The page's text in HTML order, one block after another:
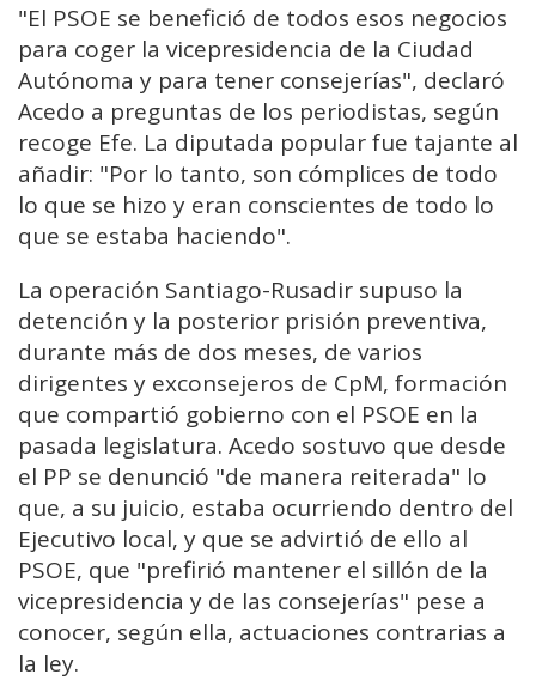
"El PSOE se benefició de todos esos negocios
para coger la vicepresidencia de la Ciudad
Autónoma y para tener consejerías", declaró
Acedo a preguntas de los periodistas, según
recoge Efe. La diputada popular fue tajante al
añadir: "Por lo tanto, son cómplices de todo
lo que se hizo y eran conscientes de todo lo
que se estaba haciendo".
La operación Santiago-Rusadir supuso la
detención y la posterior prisión preventiva,
durante más de dos meses, de varios
dirigentes y exconsejeros de CpM, formación
que compartió gobierno con el PSOE en la
pasada legislatura. Acedo sostuvo que desde
el PP se denunció "de manera reiterada" lo
que, a su juicio, estaba ocurriendo dentro del
Ejecutivo local, y que se advirtió de ello al
PSOE, que "prefirió mantener el sillón de la
vicepresidencia y de las consejerías" pese a
conocer, según ella, actuaciones contrarias a
la ley.